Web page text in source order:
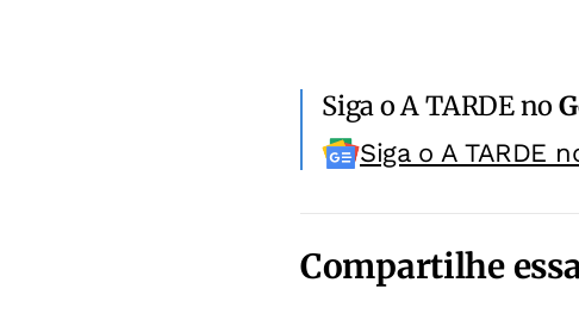
Siga o A TARDE no
Siga o A TARDE
Compartilhe